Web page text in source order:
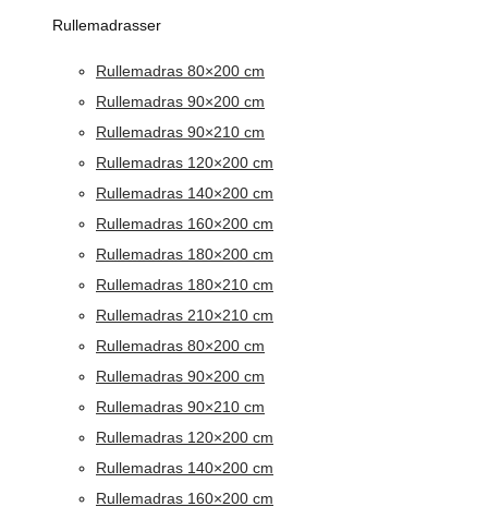
Rullemadrasser
Rullemadras 80×200 cm
Rullemadras 90×200 cm
Rullemadras 90×210 cm
Rullemadras 120×200 cm
Rullemadras 140×200 cm
Rullemadras 160×200 cm
Rullemadras 180×200 cm
Rullemadras 180×210 cm
Rullemadras 210×210 cm
Rullemadras 80×200 cm
Rullemadras 90×200 cm
Rullemadras 90×210 cm
Rullemadras 120×200 cm
Rullemadras 140×200 cm
Rullemadras 160×200 cm